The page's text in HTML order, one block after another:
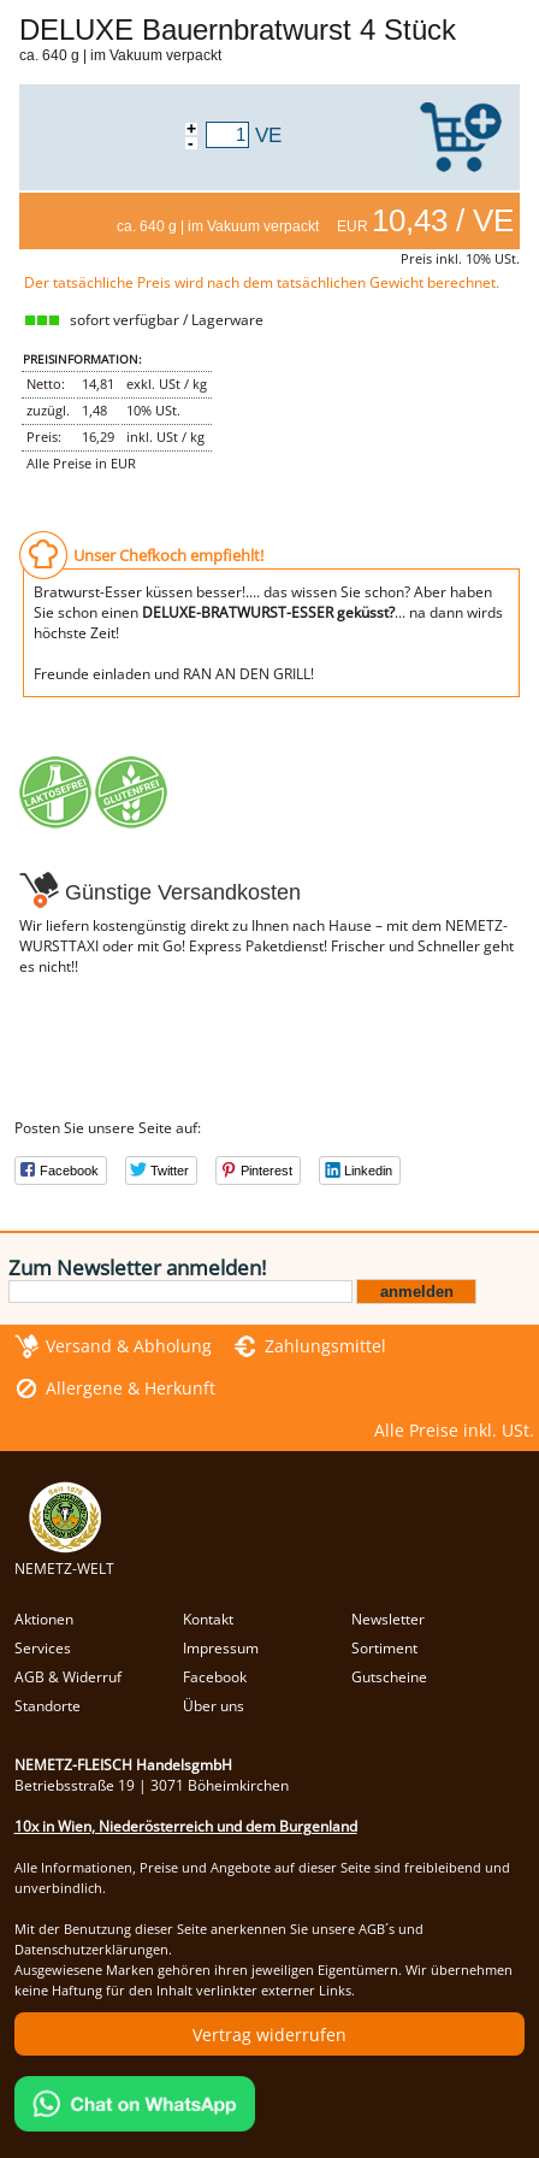
NEMETZ-DOGS
Hundefutter
Gutschein kaufen
DELUXE Bauernbratwurst 4 Stück
ca. 640 g | im Vakuum verpackt
+
- VE
ca. 640 g | im Vakuum verpackt EUR 10,43 / VE
Preis inkl. 10% USt.
Der tatsächliche Preis wird nach dem tatsächlichen Gewicht berechnet.
sofort verfügbar / Lagerware
PREISINFORMATION:
Netto: 14,81
exkl. USt / kg
zuzügl.
1,48
10% USt.
Preis:
16,29
inkl. USt / kg
Alle Preise in EUR
Unser Chefkoch empfiehlt!
Bratwurst-Esser küssen besser!.... das wissen Sie schon? Aber haben
Sie schon einen DELUXE-BRATWURST-ESSER geküsst?... na dann wirds
höchste Zeit!
Freunde einladen und RAN AN DEN GRILL!
Günstige Versandkosten
Wir liefern kostengünstig direkt zu Ihnen nach Hause – mit dem NEMETZ-
WURSTTAXI oder mit Go! Express Paketdienst! Frischer und Schneller geht
es nicht!!
Posten Sie unsere Seite auf:
Facebook Twitter Pinterest Linkedin
Zum Newsletter anmelden!
Versand & Abholung
Zahlungsmittel
Allergene & Herkunft
Alle Preise inkl. USt.
NEMETZ-WELT
Aktionen Kontakt
Newsletter
Services
Impressum
Sortiment
AGB & Widerruf
Facebook
Gutscheine
Standorte
Über uns
NEMETZ-FLEISCH HandelsgmbH
Betriebsstraße 19 | 3071 Böheimkirchen
10x in Wien, Niederösterreich und dem Burgenland
Alle Informationen, Preise und Angebote auf dieser Seite sind freibleibend und
unverbindlich.
Mit der Benutzung dieser Seite anerkennen Sie unsere AGB´s und
Datenschutzerklärungen.
Ausgewiesene Marken gehören ihren jeweiligen Eigentümern. Wir übernehmen
keine Haftung für den Inhalt verlinkter externer Links.
Vertrag widerrufen